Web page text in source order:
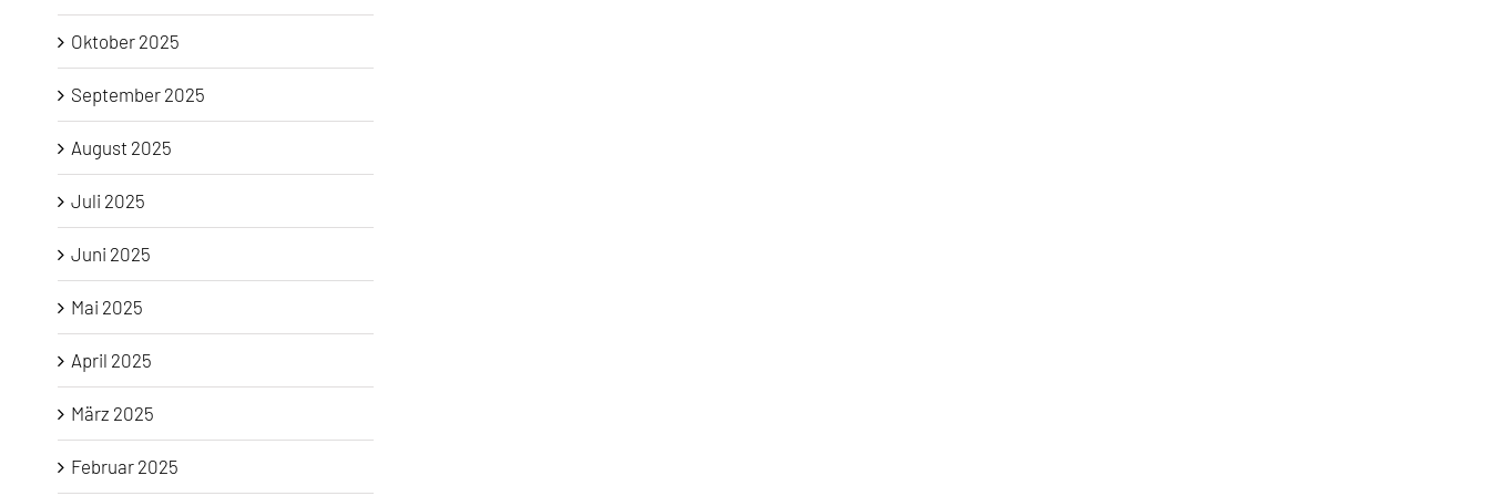
Oktober 2025
September 2025
August 2025
Juli 2025
Juni 2025
Mai 2025
April 2025
März 2025
Februar 2025